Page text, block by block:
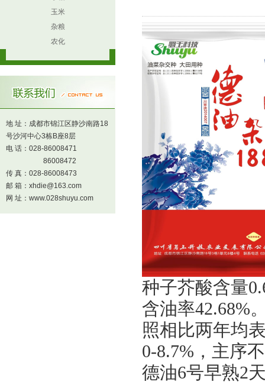
种子芥酸含量
含油率42.68%
照相比两年均
0-8.7% ，主序
德油6号早熟2
玉米
杂粮
农化
地 址：成都市锦江区静沙南路18
号沙河中心3栋B座8层
电 话：028-86008471
86008472
传 真：028-86008473
邮 箱：xhdie@163.com
网 址：www.028shuyu.com